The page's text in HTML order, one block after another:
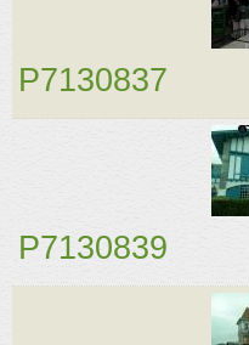
P7130837
P7130839